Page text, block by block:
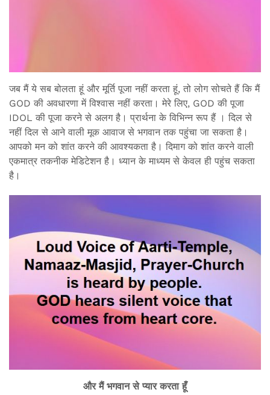
जब मैं ये सब बोलता हूं और मूर्ति पूजा नहीं करता हूं, तो लोग सोचते हैं कि मैं
GOD की अवधारणा में विश्वास नहीं करता। मेरे लिए, GOD की पूजा
IDOL की पूजा करने से अलग है। प्रार्थना के विभिन्न रूप हैं । दिल से
नहीं दिल से आने वाली मूक आवाज से भगवान तक पहुंचा जा सकता है।
आपको मन को शांत करने की आवश्यकता है। दिमाग को शांत करने वाली
एकमात्र तकनीक मेडिटेशन है। ध्यान के माध्यम से केवल ही पहुंच सकता
है।
और मैं भगवान से प्यार करता हूँ